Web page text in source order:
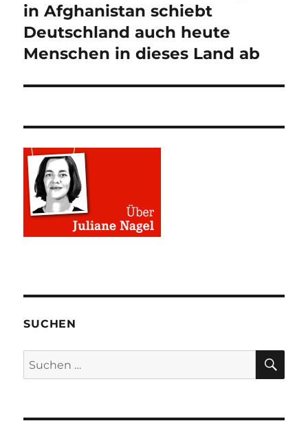
Beitrag:
in Afghanistan schiebt
Deutschland auch heute
Menschen in dieses Land ab
SUCHEN
Suchen
nach: